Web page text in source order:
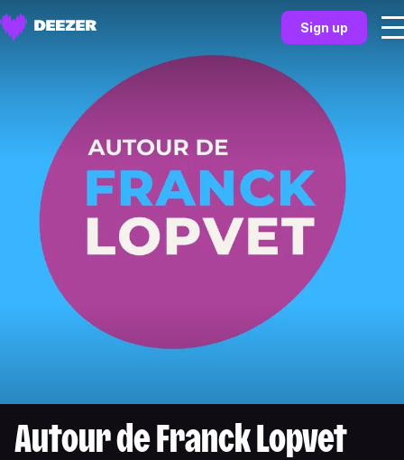
Sign up
Autour de Franck Lopvet